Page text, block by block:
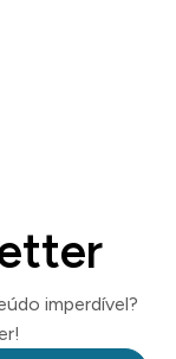
imperdível?